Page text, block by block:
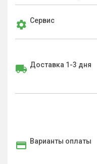
Сервис
Доставка 1-3 дня
Варианты оплаты